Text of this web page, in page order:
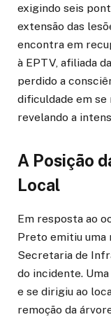
exigindo seis
extensão das
encontra em
à EPTV, afiliada
perdido a
dificuldade em se
revelando a
A Posição
Local
Em resposta ao
Preto emitiu uma
Secretaria de
do incidente.
e se dirigiu ao
remoção da